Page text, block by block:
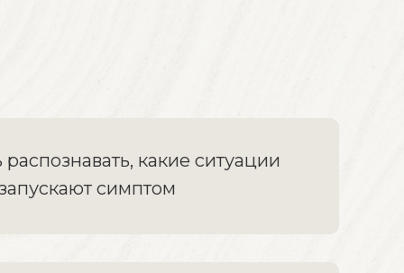
какие ситуации
симптом